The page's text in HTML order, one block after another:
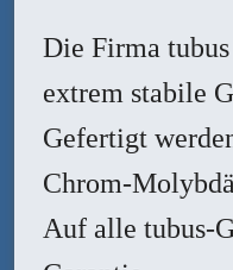
Die Firma
extrem stabile
Gefertigt
Chrom-
Auf alle tubus-